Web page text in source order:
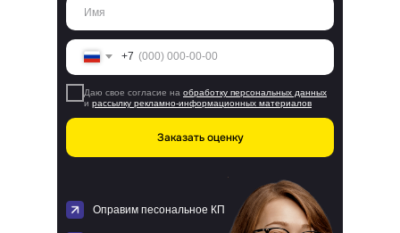
Оправим песональное КП
+7
Даю свое согласие на обработку персональных данных
и рассылку рекламно-информационных материалов
Заказать оценку